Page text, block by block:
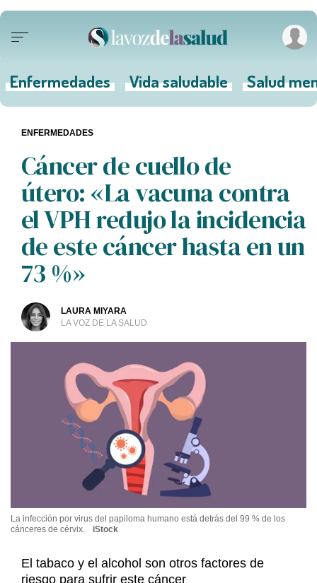
Enfermedades Vida saludable Salud
Cáncer de cuello de
útero: «La vacuna contra
el VPH redujo la incidencia
de este cáncer hasta en un
73 %»
LAURA MIYARA
LA VOZ DE LA SALUD
ENFERMEDADES
La infección por virus del papiloma humano está detrás del 99 % de los
cánceres de cérvix.
iStock
El tabaco y el alcohol son otros factores de
riesgo para sufrir este cáncer